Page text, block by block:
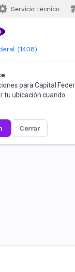
Servicio técnico
(1406)
para Capital
tu ubicación cuando
cerrar